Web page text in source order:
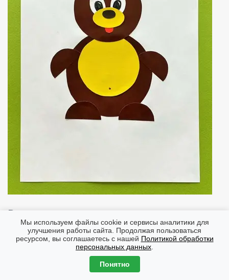
Варианты изготовления аппликации
Из шаблонов этой поделки удобно сделатьтактильного
«мишку», которого потом интересно будет не только
разглядывать, но и трогать. Нужно всего лишь заменить
желтые части ушей и живота на детали, вырезанные из
бумаги другой текстуры. Например, живот и нос вырезаем
Мы используем файлы cookie и сервисы аналитики для
улучшения работы сайта. Продолжая пользоваться
ресурсом, вы соглашаетесь с нашей Политикой обработки
персональных данных
Понятно